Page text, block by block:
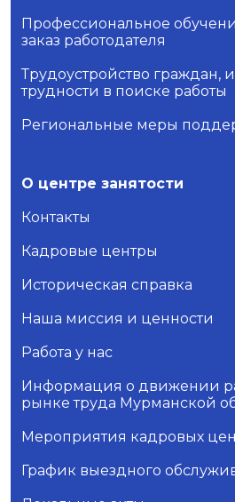
Профессиональное
заказ работодателя
Трудоустройство граждан,
трудности в поиске работы
Региональные меры
О центре занятости
Контакты
Кадровые центры
Историческая справка
Наша миссия и ценности
Работа у нас
Информация о движении
рынке труда Мурманской
Мероприятия кадровых
График выездного